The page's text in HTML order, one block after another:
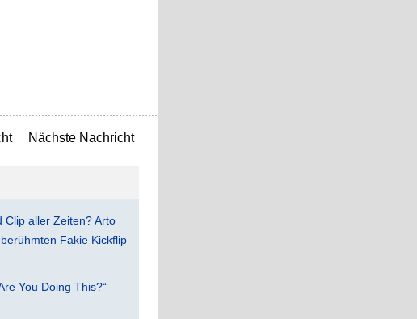
Nächste Nachricht
Clip aller Zeiten? Arto
Fakie Kickflip
You Doing This?“